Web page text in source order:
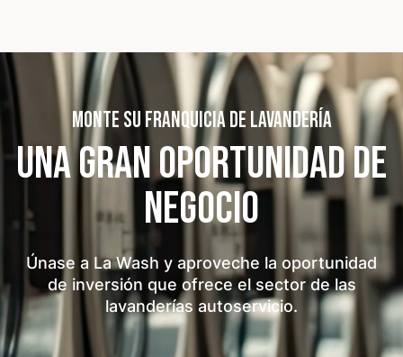
MONTE SU FRANQUICIA DE LAVANDERÍA
UNA GRAN OPORTUNIDADDE
NEGOCIO
Únase a La Wash y aproveche la oportunidad
de inversión que ofrece el sector de las
lavanderías autoservicio.